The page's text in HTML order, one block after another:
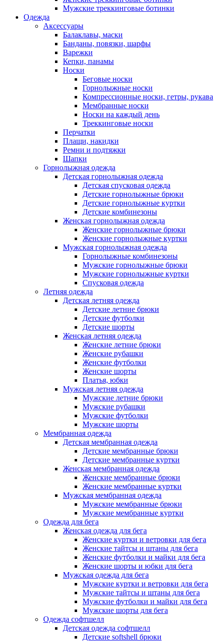
Мужские треккинговые ботинки
Одежда
Аксессуары
Балаклавы, маски
Банданы, повязки, шарфы
Варежки
Кепки, панамы
Носки
Беговые носки
Горнолыжные носки
Компрессионные носки, гетры, рукава
Мембранные носки
Носки на каждый день
Треккинговые носки
Перчатки
Плащи, накидки
Ремни и подтяжки
Шапки
Горнолыжная одежда
Детская горнолыжная одежда
Детская спусковая одежда
Детские горнолыжные брюки
Детские горнолыжные куртки
Детские комбинезоны
Женская горнолыжная одежда
Женские горнолыжные брюки
Женские горнолыжные куртки
Мужская горнолыжная одежда
Горнолыжные комбинезоны
Мужские горнолыжные брюки
Мужские горнолыжные куртки
Спусковая одежда
Летняя одежда
Детская летняя одежда
Детские летние брюки
Детские футболки
Детские шорты
Женская летняя одежда
Женские летние брюки
Женские рубашки
Женские футболки
Женские шорты
Платья, юбки
Мужская летняя одежда
Мужские летние брюки
Мужские рубашки
Мужские футболки
Мужские шорты
Мембранная одежда
Детская мембранная одежда
Детские мембранные брюки
Детские мембранные куртки
Женская мембранная одежда
Женские мембранные брюки
Женские мембранные куртки
Мужская мембранная одежда
Мужские мембранные брюки
Мужские мембранные куртки
Одежда для бега
Женская одежда для бега
Женские куртки и ветровки для бега
Женские тайтсы и штаны для бега
Женские футболки и майки для бега
Женские шорты и юбки для бега
Мужская одежда для бега
Мужские куртки и ветровки для бега
Мужские тайтсы и штаны для бега
Мужские футболки и майки для бега
Мужские шорты для бега
Одежда софтшелл
Детская одежда софтшелл
Детские softshell брюки